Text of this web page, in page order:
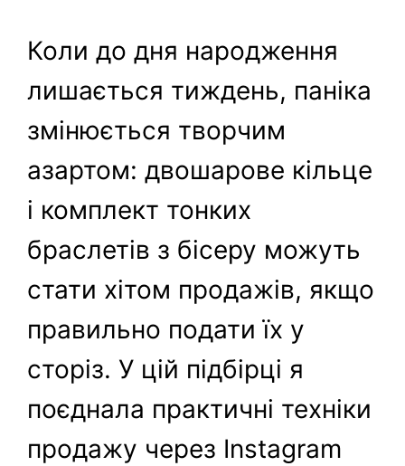
Коли до дня народження
лишається тиждень, паніка
змінюється творчим
азартом: двошарове кільце
і комплект тонких
браслетів з бісеру можуть
стати хітом продажів, якщо
правильно подати їх у
сторіз. У цій підбірці я
поєднала практичні техніки
продажу через Instagram